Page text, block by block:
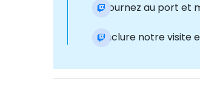
Retournez au port et
Conclure notre visite